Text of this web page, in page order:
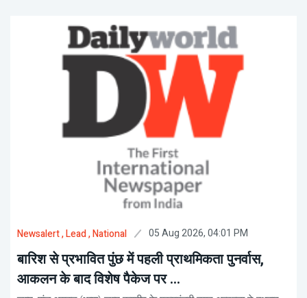
Newsalert, Lead, National 05 Aug 2026, 04:01 PM
बारिश से प्रभावित पुंछ में पहली प्राथमिकता पुनर्वास,
आकलन के बाद विशेष पैकेज पर ...